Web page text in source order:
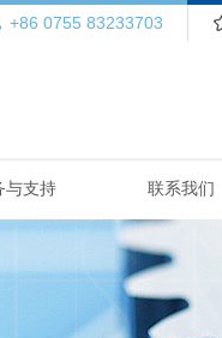
+86 0755 83233703
与支持 联系我们